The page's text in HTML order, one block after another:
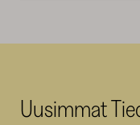
Uusimmat